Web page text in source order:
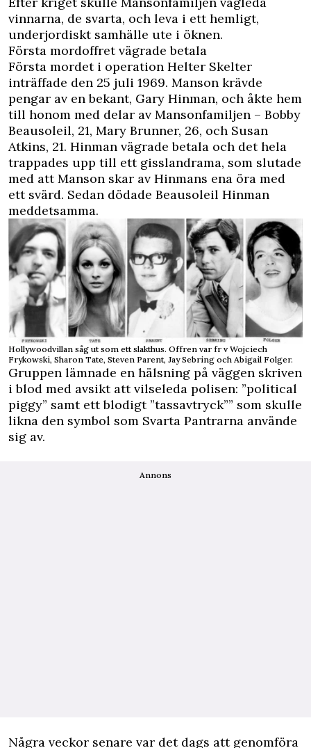
vinnarna, de svarta, och leva i ett hemligt,
underjordiskt samhälle ute i öknen.
Första mordoffret vägrade betala
Första mordet i operation Helter Skelter
inträffade den 25 juli 1969. Manson krävde
pengar av en bekant, Gary Hinman, och åkte hem
till honom med delar av Mansonfamiljen – Bobby
Beausoleil, 21, Mary Brunner, 26, och Susan
Atkins, 21. Hinman vägrade betala och det hela
trappades upp till ett gisslandrama, som slutade
med att Manson skar av Hinmans ena öra med
ett svärd. Sedan dödade Beausoleil Hinman
meddetsamma.
Hollywoodvillan såg ut som ett slakthus. Offren var fr v Wojciech
Frykowski, Sharon Tate, Steven Parent, Jay Sebring och Abigail Folger.
Gruppen lämnade en hälsning på väggen skriven
i blod med avsikt att vilseleda polisen: ”political
piggy” samt ett blodigt ”tassavtryck”” som skulle
likna den symbol som Svarta Pantrarna använde
sig av.
Annons
Några veckor senare var det dags att genomföra